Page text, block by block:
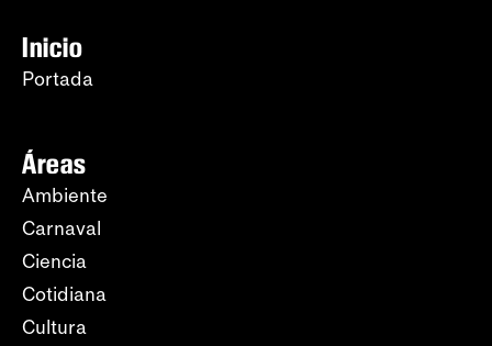
Inicio
Portada
Áreas
Ambiente
Carnaval
Ciencia
Cotidiana
Cultura